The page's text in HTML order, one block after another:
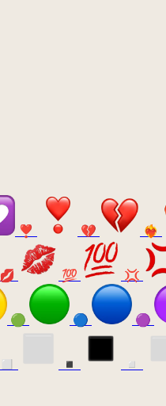
❣️ 💔 ❤️‍🔥
💋 💯 💢
🟢 🔵 🟣
◻️ ◾ ◽